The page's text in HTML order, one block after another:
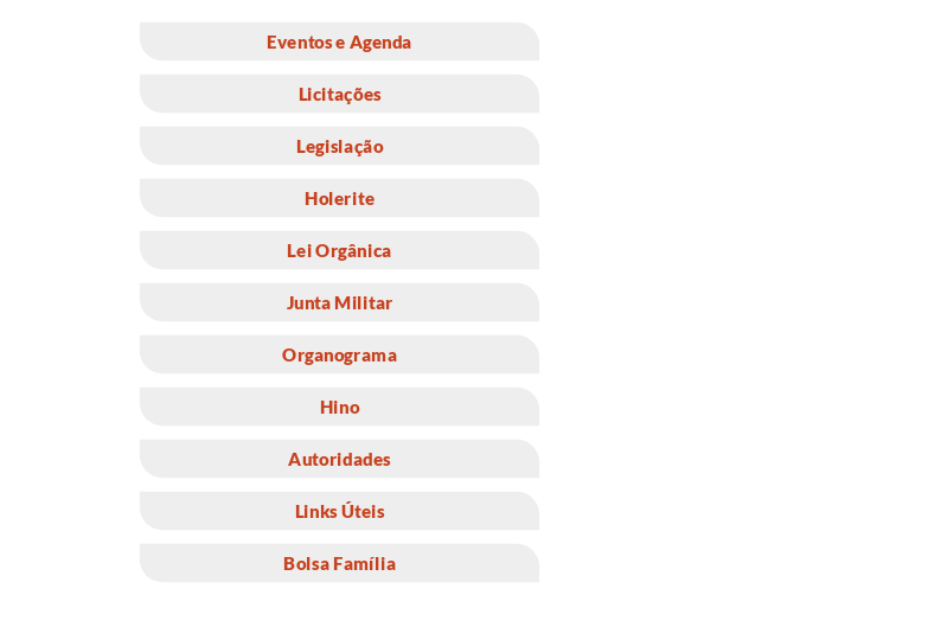
Eventos e Agenda
Licitações
Legislação
Holerite
Lei Orgânica
Junta Militar
Organograma
Hino
Autoridades
Links Úteis
Bolsa Família